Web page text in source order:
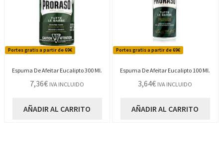
Portes gratis a partir de 69€
Espuma De Afeitar Eucalipto 300 Ml.
7,36€ IVA INCLUIDO
AÑADIR AL CARRITO
Portes gratis a partir de 69€
Espuma De Afeitar Eucalipto 100 Ml.
3,64€ IVA INCLUIDO
AÑADIR AL CARRITO